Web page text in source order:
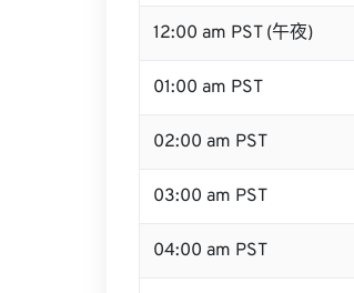
12:00 am PST (午夜)
01:00 am PST
02:00 am PST
03:00 am PST
04:00 am PST